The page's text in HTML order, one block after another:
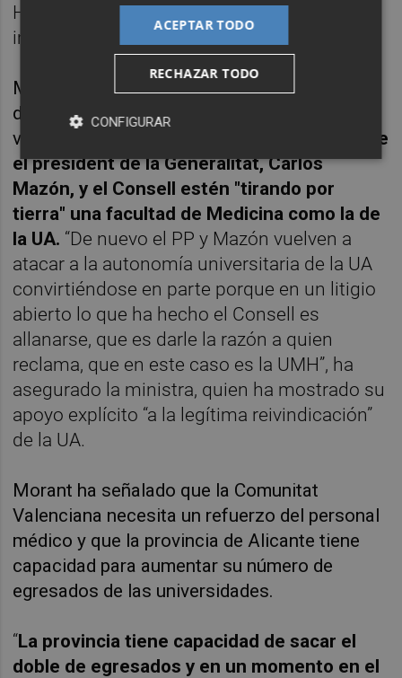
Hernández (UMH) de Elche por la
impartición del grado de Medicina en la UA.
Morant ha considerado este martes, en
declaraciones a los periodistas durante su
visita a Elche, que
no se puede entender que
el president de la Generalitat, Carlos
Mazón, y el Consell estén "tirando por
tierra" una facultad de Medicina como la de
la UA. “De nuevo el PP y Mazón vuelven a
atacar a la autonomía universitaria de la UA
convirtiéndose en parte porque en un litigio
abierto lo que ha hecho el Consell es
allanarse, que es darle la razón a quien
reclama, que en este caso es la UMH”, ha
asegurado la ministra, quien ha mostrado su
apoyo explícito “a la legítima reivindicación”
de la UA.
Morant ha señalado que la Comunitat
Valenciana necesita un refuerzo del personal
médico y que la provincia de Alicante tiene
capacidad para aumentar su número de
egresados de las universidades.
“La provincia tiene capacidad de sacar el
doble de egresados y en un momento en el
ACEPTAR TODO
RECHAZAR TODO
CONFIGURAR